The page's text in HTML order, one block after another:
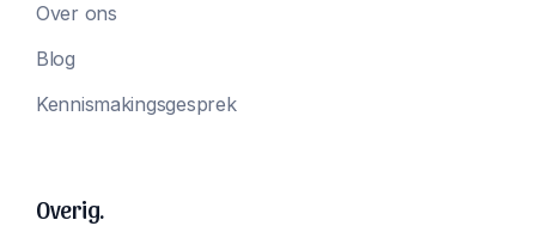
Over ons
Blog
Kennismakingsgesprek
Overig.